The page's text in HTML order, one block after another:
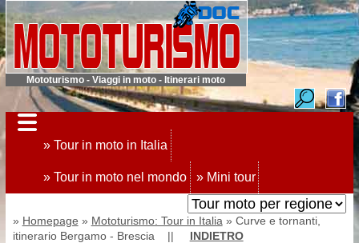
Mototurismo - Viaggi in moto - Itinerari moto
» Tour in moto in Italia
» Tour in moto nel mondo » Mini tour
» Homepage » Mototurismo: Tour in Italia » Curve e tornanti,
itinerario Bergamo - Brescia || INDIETRO